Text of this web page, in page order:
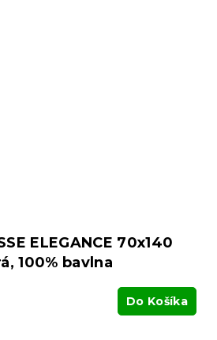
ELEGANCE 70x140
100% bavlna
Do Košíka